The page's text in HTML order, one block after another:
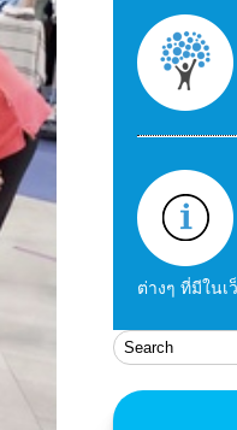
ต่างๆ ที่มีในเ